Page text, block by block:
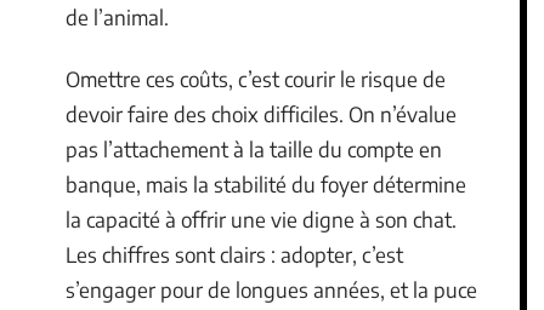
de l’animal.
Omettre ces coûts, c’est courir le risque de
devoir faire des choix difficiles. On n’évalue
pas l’attachement à la taille du compte en
banque, mais la stabilité du foyer détermine
la capacité à offrir une vie digne à son chat.
Les chiffres sont clairs : adopter, c’est
s’engager pour de longues années, et la puce